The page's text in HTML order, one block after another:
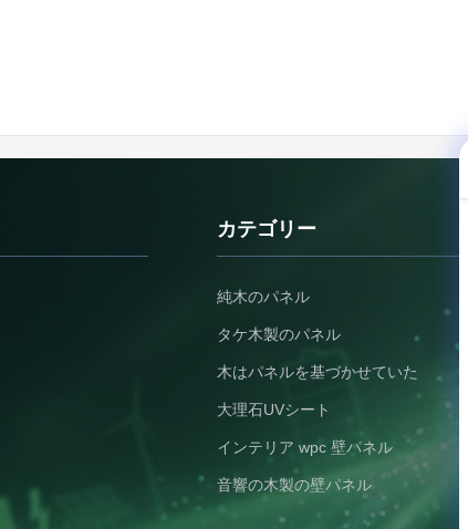
カテゴリー
純木のパネル
タケ木製のパネル
木はパネルを基づかせていた
大理石UVシート
インテリア wpc 壁パネル
音響の木製の壁パネル